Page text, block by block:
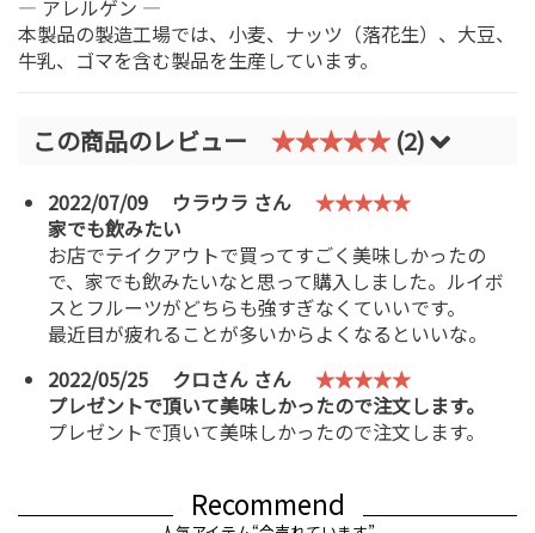
― アレルゲン ―
本製品の製造工場では、小麦、ナッツ（落花生）、大豆、
牛乳、ゴマを含む製品を生産しています。
この商品のレビュー ★★★★★ (2)
2022/07/09 ウラウラ さん
★★★★★
家でも飲みたい
お店でテイクアウトで買ってすごく美味しかったの
で、家でも飲みたいなと思って購入しました。ルイボ
スとフルーツがどちらも強すぎなくていいです。
最近目が疲れることが多いからよくなるといいな。
2022/05/25
クロさん さん
★★★★★
プレゼントで頂いて美味しかったので注文します。
プレゼントで頂いて美味しかったので注文します。
Recommend